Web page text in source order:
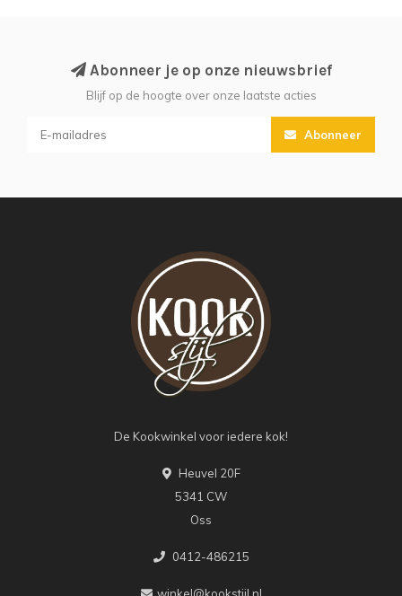
Abonneer je op onze nieuwsbrief
Blijf op de hoogte over onze laatste acties
Abonneer
De Kookwinkel voor iedere kok!
Heuvel 20F
5341 CW
Oss
0412-486215
winkel@kookstijl.nl